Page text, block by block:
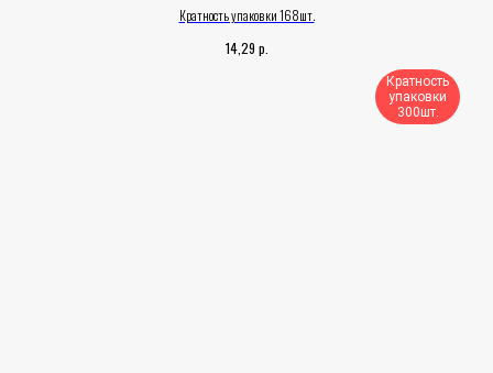
Кратность упаковки 168шт.
14,29 р.
Кратность
упаковки
300шт.​